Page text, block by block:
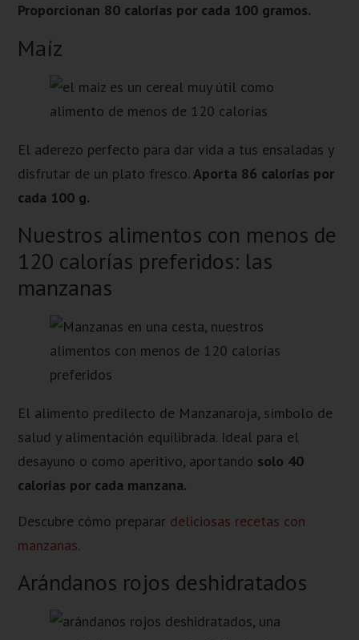
Proporcionan 80 calorías por cada 100 gramos.
Maíz
El aderezo perfecto para dar vida a tus ensaladas y
disfrutar de un plato fresco.Aporta 86 calorías por
cada 100 g.
Nuestros alimentos con menos de
120 calorías preferidos: las
manzanas
El alimento predilecto de Manzanaroja, símbolo de
salud y alimentación equilibrada. Ideal para el
desayuno o como aperitivo, aportando solo 40
calorías por cada manzana.
Descubre cómo preparar deliciosas recetas con
manzanas.
Arándanos rojos deshidratados